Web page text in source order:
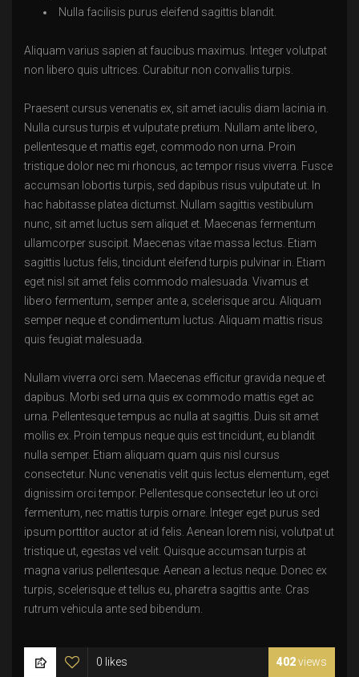
Nulla facilisis purus eleifend sagittis blandit.
Aliquam varius sapien at faucibus maximus. Integer volutpat
non libero quis ultrices. Curabitur non convallis turpis.
Praesent cursus venenatis ex, sit amet iaculis diam lacinia in.
Nulla cursus turpis et vulputate pretium. Nullam ante libero,
pellentesque et mattis eget, commodo non urna. Proin
tristique dolor nec mi rhoncus, ac tempor risus viverra. Fusce
accumsan lobortis turpis, sed dapibus risus vulputate ut. In
hac habitasse platea dictumst. Nullam sagittis vestibulum
nunc, sit amet luctus sem aliquet et. Maecenas fermentum
ullamcorper suscipit. Maecenas vitae massa lectus. Etiam
sagittis luctus felis, tincidunt eleifend turpis pulvinar in. Etiam
eget nisl sit amet felis commodo malesuada. Vivamus et
libero fermentum, semper ante a, scelerisque arcu. Aliquam
semper neque et condimentum luctus. Aliquam mattis risus
quis feugiat malesuada.
Nullam viverra orci sem. Maecenas efficitur gravida neque et
dapibus. Morbi sed urna quis ex commodo mattis eget ac
urna. Pellentesque tempus ac nulla at sagittis. Duis sit amet
mollis ex. Proin tempus neque quis est tincidunt, eu blandit
nulla semper. Etiam aliquam quam quis nisl cursus
consectetur. Nunc venenatis velit quis lectus elementum, eget
dignissim orci tempor. Pellentesque consectetur leo ut orci
fermentum, nec mattis turpis ornare. Integer eget purus sed
ipsum porttitor auctor at id felis. Aenean lorem nisi, volutpat ut
tristique ut, egestas vel velit. Quisque accumsan turpis at
magna varius pellentesque. Aenean a lectus neque. Donec ex
turpis, scelerisque et tellus eu, pharetra sagittis ante. Cras
rutrum vehicula ante sed bibendum.
0 likes 402views